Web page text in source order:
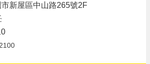
新屋區中山路265號2F